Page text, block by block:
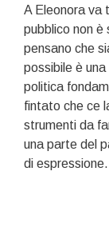
A Eleonora va
pubblico non è
pensano che
possibile è
politica
fintato che ce
strumenti da
una parte del
di espressione.